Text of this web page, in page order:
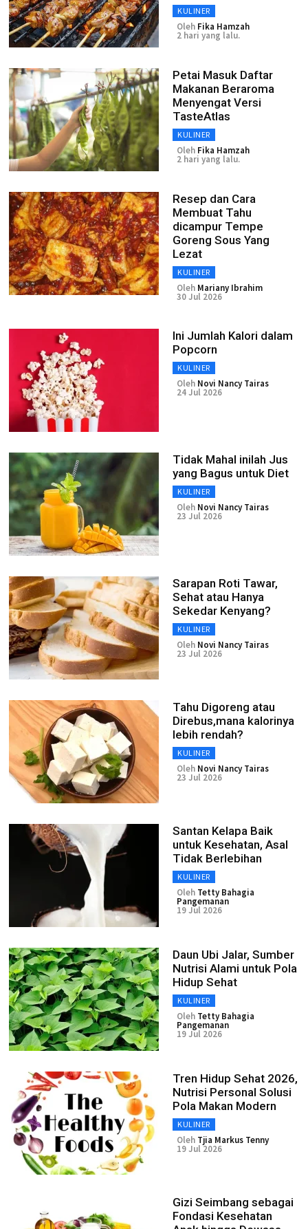
KULINER
Oleh Fika Hamzah
2 hari yang lalu.
Petai Masuk Daftar
Makanan Beraroma
Menyengat Versi
TasteAtlas
KULINER
Oleh Fika Hamzah
2 hari yang lalu.
Resep dan Cara
Membuat Tahu
dicampur Tempe
Goreng Sous Yang
Lezat
KULINER
Oleh Mariany Ibrahim
30 Jul 2026
Ini Jumlah Kalori dalam
Popcorn
KULINER
Oleh Novi Nancy Tairas
24 Jul 2026
Tidak Mahal inilah Jus
yang Bagus untuk Diet
KULINER
Oleh Novi Nancy Tairas
23 Jul 2026
Sarapan Roti Tawar,
Sehat atau Hanya
Sekedar Kenyang?
KULINER
Oleh Novi Nancy Tairas
23 Jul 2026
Tahu Digoreng atau
Direbus,mana kalorinya
lebih rendah?
KULINER
Oleh Novi Nancy Tairas
23 Jul 2026
Santan Kelapa Baik
untuk Kesehatan, Asal
Tidak Berlebihan
KULINER
Oleh Tetty Bahagia
Pangemanan
19 Jul 2026
Daun Ubi Jalar, Sumber
Nutrisi Alami untuk Pola
Hidup Sehat
KULINER
Oleh Tetty Bahagia
Pangemanan
19 Jul 2026
Tren Hidup Sehat 2026,
Nutrisi Personal Solusi
Pola Makan Modern
KULINER
Oleh Tjia Markus Tenny
19 Jul 2026
Gizi Seimbang sebagai
Fondasi Kesehatan